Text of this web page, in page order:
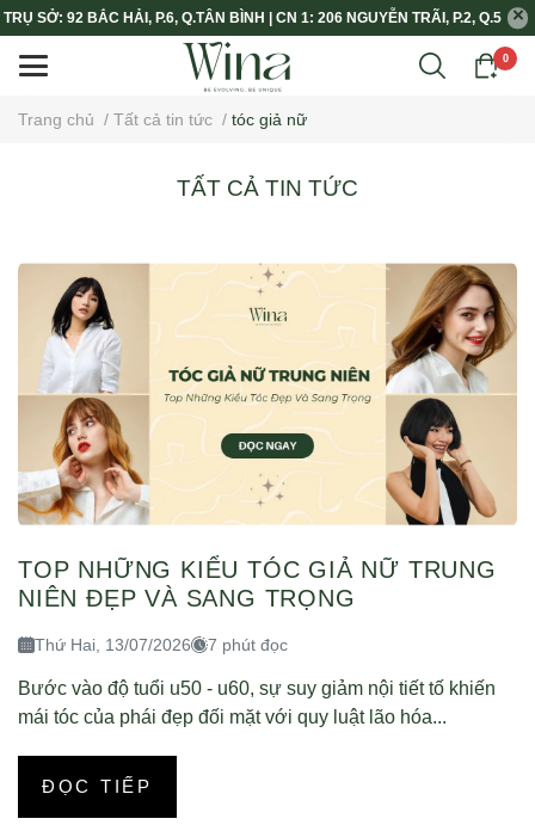
TRỤ SỞ: 92 BẮC HẢI, P.6, Q.TÂN BÌNH | CN 1: 206 NGUYỄN TRÃI, P.2, Q.5
0
Trang chủ / Tất cả tin tức / tóc giả nữ
TẤT CẢ TIN TỨC
TOP NHỮNG KIỂU TÓC GIẢ NỮ TRUNG
NIÊN ĐẸP VÀ SANG TRỌNG
Thứ Hai, 13/07/2026 7 phút đọc
Bước vào độ tuổi u50 - u60, sự suy giảm nội tiết tố khiến
mái tóc của phái đẹp đối mặt với quy luật lão hóa...
ĐỌC TIẾP